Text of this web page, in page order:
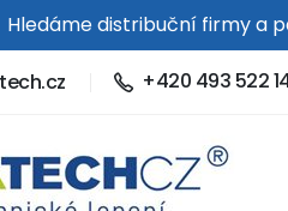
Hledáme distribuční firmy a
+420 493 522